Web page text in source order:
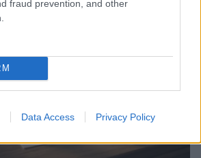
fraud prevention, and other
Data Access Privacy Policy